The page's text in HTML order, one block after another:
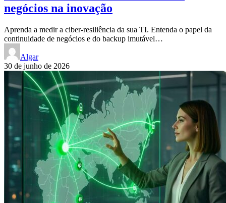
negócios na inovação
Aprenda a medir a ciber-resiliência da sua TI. Entenda o papel da
continuidade de negócios e do backup imutável…
Algar
30 de junho de 2026